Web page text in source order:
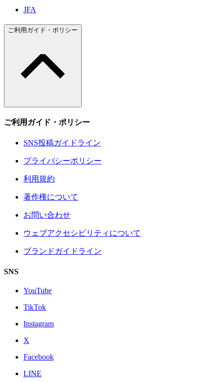
JFA
ご利用ガイド・ポリシー
ご利用ガイド・ポリシー
SNS投稿ガイドライン
プライバシーポリシー
利用規約
著作権について
お問い合わせ
ウェブアクセシビリティについて
ブランドガイドライン
SNS
YouTube
TikTok
Instagram
X
Facebook
LINE